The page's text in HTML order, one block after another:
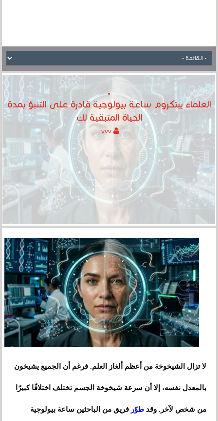
العلماء يبتكروم ساعة بيولوجية قادرة على التنبؤ بمدة
الحياة المتبقية لك
vvv
لا تزال الشيخوخة من أعظم ألغاز العلم. فرغم أن الجميع يشيخون
بالمعدل نفسه، إلا أن سرعة شيخوخة الجسم تختلف اختلافًا كبيرًا
من شخص لآخر. وقدطوّر فريق من الباحثين ساعة بيولوجية